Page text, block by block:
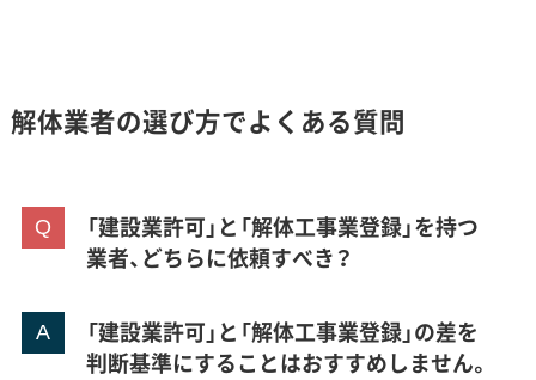
解体業者の選び方でよくある質問
「建設業許可」と「解体工事業登録」を持つ
業者、どちらに依頼すべき？
「建設業許可」と「解体工事業登録」の差を
判断基準にすることはおすすめしません。